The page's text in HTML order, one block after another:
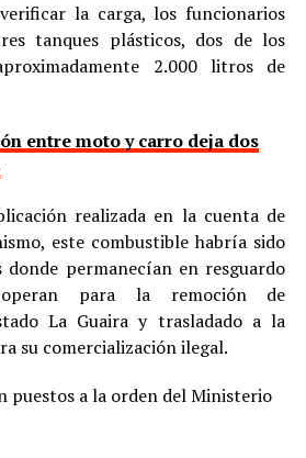
la carga, los funcionarios
tanques plásticos, dos de los
2.000 litros de
entre moto y carro deja dos
realizada en la cuenta de
este combustible habría sido
permanecían en resguardo
operan para la remoción de
La Guaira y trasladado a la
su comercialización ilegal.
puestos a la orden del Ministerio